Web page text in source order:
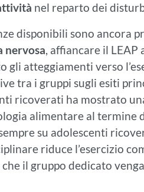
nel reparto dei
disponibili sono ancora
nervosa, affiancare il
gli atteggiamenti verso
tra i gruppi sugli esiti
ricoverati ha mostrato
alimentare al termine
su adolescenti
riduce l’esercizio
che il gruppo dedicato